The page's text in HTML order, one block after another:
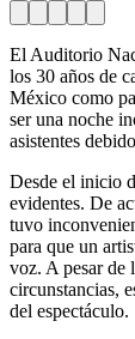
El Auditorio
los 30 años de
México como
ser una noche
asistentes
Desde el inicio
evidentes. De
tuvo
para que un
voz. A pesar de
circunstancias,
del espectáculo.